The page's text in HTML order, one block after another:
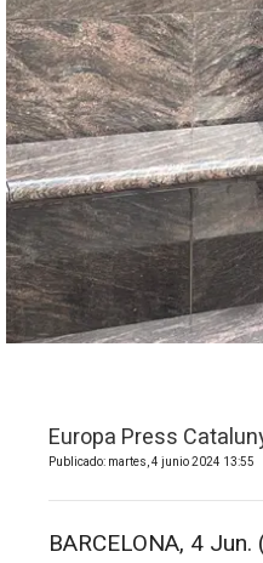
Europa Press
Publicado: martes, 4 junio 2024 13:55
BARCELONA, 4 Jun.